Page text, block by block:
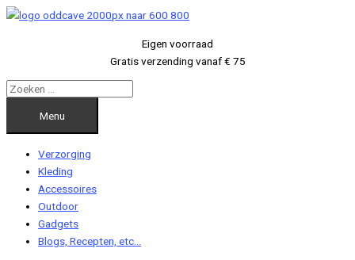
Ga
Eigen voorraad
Gratis verzending vanaf € 75
Menu
Verzorging
Kleding
Accessoires
Outdoor
Gadgets
Blogs, Recepten, etc…